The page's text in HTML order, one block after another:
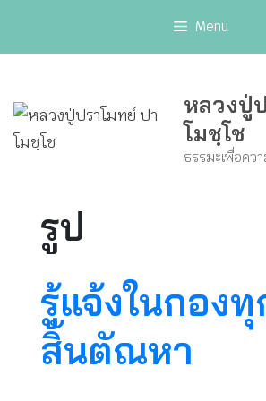
Menu
หลวงปู่
โมชฺโช
ธรรมะเพื่อคว
รูป
รู้แจ้งในกอง
สิ้นตัณหา